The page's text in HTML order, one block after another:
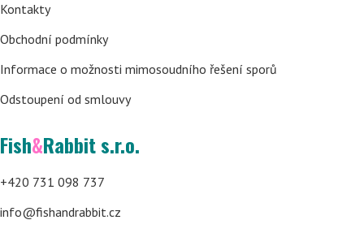
Kontakty
Obchodní podmínky
Informace o možnosti mimosoudního řešení sporů
Odstoupení od smlouvy
Fish&Rabbit s.r.o.
+420 731 098 737
info@fishandrabbit.cz